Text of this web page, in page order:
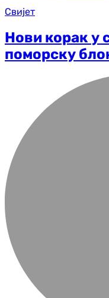
Свијет
Нови корак у
поморску